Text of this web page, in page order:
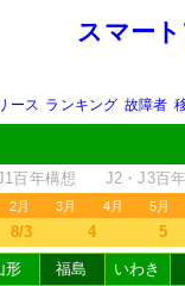
スマー
ース ランキング 故障者
百年構想 J2・J3百
2月 3月 4月 5月
8/3 4 5
形 福島
いわき